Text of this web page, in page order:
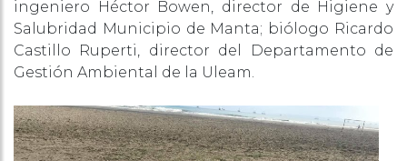
ingeniero Héctor Bowen, director de Higiene y
Salubridad Municipio de Manta; biólogo Ricardo
Castillo Ruperti, director del Departamento de
Gestión Ambiental de la Uleam.